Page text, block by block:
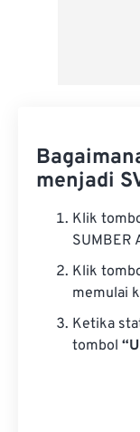
menjadi
Klik
SUMBER
Klik
memulai
Ketika
tombol